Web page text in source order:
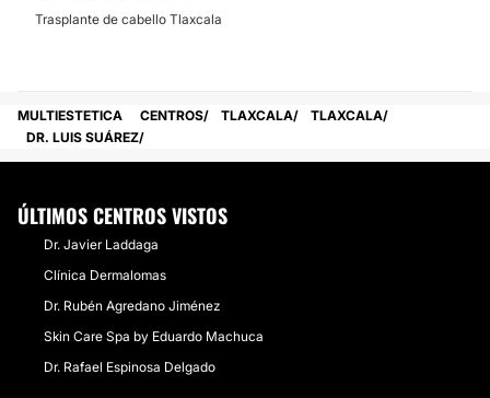
Trasplante de cabello Tlaxcala
MULTIESTETICA CENTROS TLAXCALA
TLAXCALA
DR. LUIS SUÁ​REZ
ÚLTIMOS CENTROS VISTOS
Dr. Javier Laddaga
Clínica Dermalomas
Dr. Rubén Agredano Jiménez
Skin Care Spa by Eduardo Machuca
Dr. Rafael Espinosa Delgado